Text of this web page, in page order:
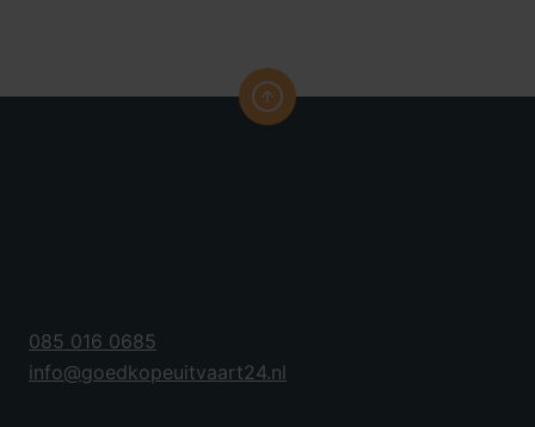
085 016 0685
info@goedkopeuitvaart24.nl